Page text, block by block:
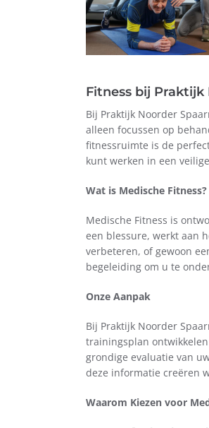
Fitness bij
Bij Praktijk Noorder
alleen focussen op
fitnessruimte is de
kunt werken in een
Wat is Medische Fitness?
Medische Fitness is
een blessure, werkt aan
verbeteren, of gewoon
begeleiding om u te
Onze Aanpak
Bij Praktijk Noorder
trainingsplan
grondige evaluatie van
deze informatie creëren
Waarom Kiezen voor